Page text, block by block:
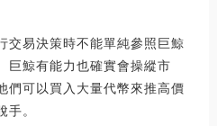
交易決策時不能單純參照巨鯨
巨鯨有能力也確實會操縱市
們可以買入大量代幣來推高價
手。